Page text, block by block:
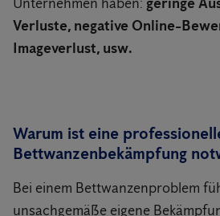
Verluste, negative Online-
Imageverlust, usw.
Warum ist eine
Bettwanzenbekämpfung
Bei einem Bettwanzenproblem
unsachgemäße eigene